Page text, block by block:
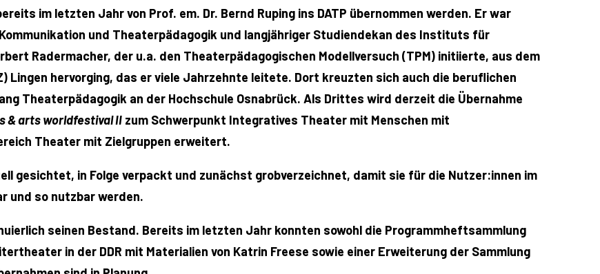
im letzten Jahr von Prof. em. Dr. Bernd Ruping ins DATP übernommen werden. Er war
und Theaterpädagogik und langjähriger Studiendekan des Instituts für
Radermacher, der u.a. den Theaterpädagogischen Modellversuch (TPM) initiierte, aus dem
hervorging, das er viele Jahrzehnte leitete. Dort kreuzten sich auch die beruflichen
Theaterpädagogik an der Hochschule Osnabrück. Als Drittes wird derzeit die Übernahme
& arts worldfestival II zum Schwerpunkt Integratives Theater mit Menschen mit
Theater mit Zielgruppen erweitert.
gesichtet, in Folge verpackt und zunächst grobverzeichnet, damit sie für die Nutzer:innen im
und so nutzbar werden.
seinen Bestand. Bereits im letzten Jahr konnten sowohl die Programmheftsammlung
in der DDR mit Materialien von Katrin Freese sowie einer Erweiterung der Sammlung